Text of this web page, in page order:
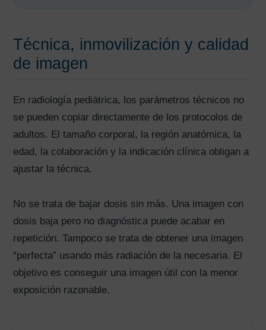
Técnica, inmovilización y calidad
de imagen
En radiología pediátrica, los parámetros técnicos no
se pueden copiar directamente de los protocolos de
adultos. El tamaño corporal, la región anatómica, la
edad, la colaboración y la indicación clínica obligan a
ajustar la técnica.
No se trata de bajar dosis sin más. Una imagen con
dosis baja pero no diagnóstica puede acabar en
repetición. Tampoco se trata de obtener una imagen
“perfecta” usando más radiación de la necesaria. El
objetivo es conseguir una imagen útil con la menor
exposición razonable.